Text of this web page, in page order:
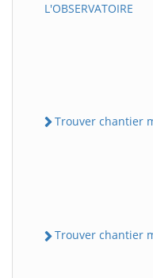
L'OBSERVATOIRE
Trouver chantier
Trouver chantier